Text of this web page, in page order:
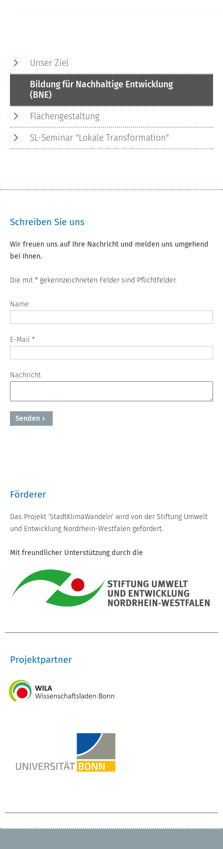
Unser Ziel
Bildung für Nachhaltige Entwicklung
(BNE)
Flächengestaltung
SL-Seminar "Lokale Transformation"
Schreiben Sie uns
Wir freuen uns auf Ihre Nachricht und melden uns umgehend
bei Ihnen.
Die mit * gekennzeichneten Felder sind Pflichtfelder.
Name
E-Mail *
Nachricht
Senden
Förderer
Das Projekt ’StadtKlimaWandeln’ wird von der Stiftung Umwelt
und Entwicklung Nordrhein-Westfalen gefördert.
Mit freundlicher Unterstützung durch die
Projektpartner